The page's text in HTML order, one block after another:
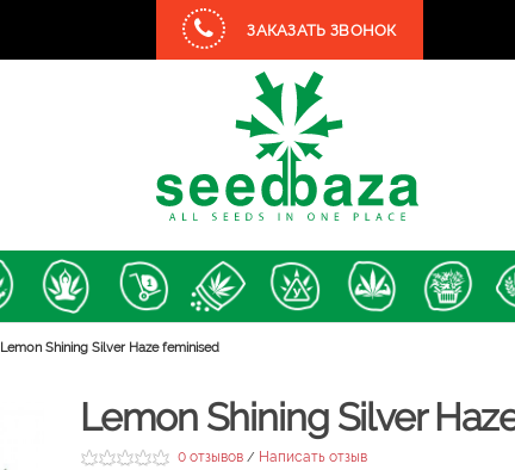
ЗАКАЗАТЬ ЗВОНОК
Lemon Shining Silver Haze feminised
Lemon Shining Silver
0 отзывов / Написать отзыв